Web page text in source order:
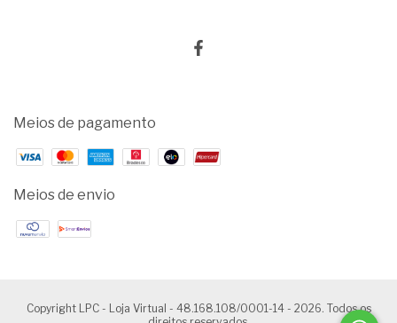
Meios de pagamento
Meios de envio
Copyright LPC - Loja Virtual - 48.168.108/0001-14 - 2026. Todos os